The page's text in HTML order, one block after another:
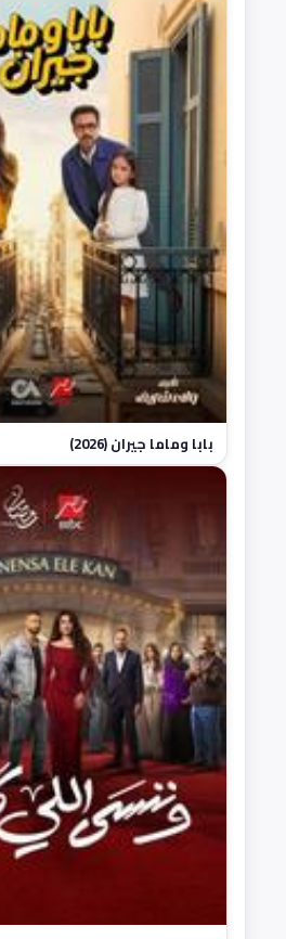
بابا وماما جيران (2026)